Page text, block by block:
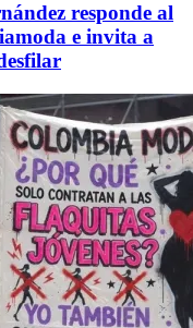
responde al
e invita a